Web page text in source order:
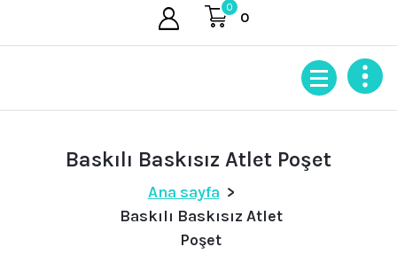
0
0
Baskılı Baskısız Atlet Poşet
Ana sayfa >
Baskılı Baskısız Atlet
Poşet